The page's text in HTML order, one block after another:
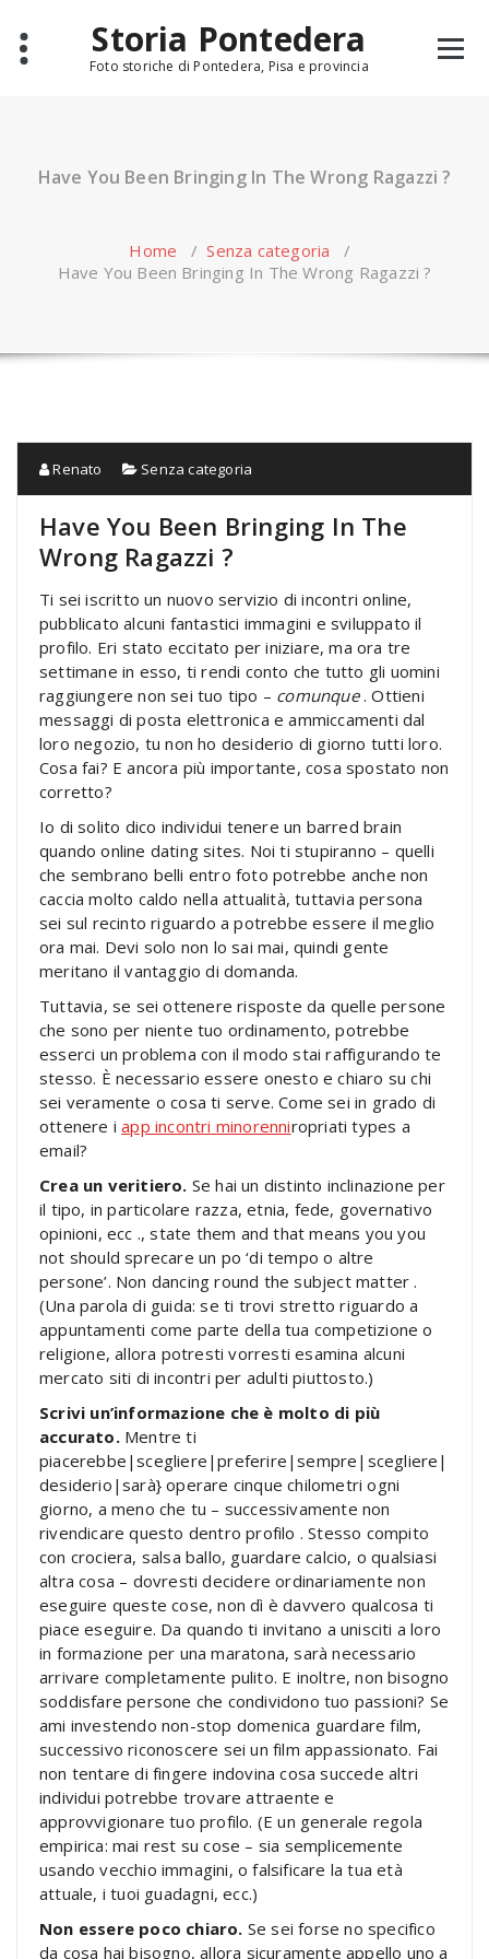
content
Storia Pontedera
Foto storiche di Pontedera, Pisa e provincia
Have You Been Bringing In The Wrong Ragazzi ?
Home /Senza categoria /
Have You Been Bringing In The Wrong Ragazzi ?
Renato Senza categoria
Have You Been Bringing In The
Wrong Ragazzi ?
Ti sei iscritto un nuovo servizio di incontri online,
pubblicato alcuni fantastici immagini e sviluppato il
profilo. Eri stato eccitato per iniziare, ma ora tre
settimane in esso, ti rendi conto che tutto gli uomini
raggiungere non sei tuo tipo – comunque. Ottieni
messaggi di posta elettronica e ammiccamenti dal
loro negozio, tu non ho desiderio di giorno tutti loro.
Cosa fai? E ancora più importante, cosa spostato non
corretto?
Io di solito dico individui tenere un barred brain
quando online dating sites. Noi ti stupiranno – quelli
che sembrano belli entro foto potrebbe anche non
caccia molto caldo nella attualità, tuttavia persona
sei sul recinto riguardo a potrebbe essere il meglio
ora mai. Devi solo non lo sai mai, quindi gente
meritano il vantaggio di domanda.
Tuttavia, se sei ottenere risposte da quelle persone
che sono per niente tuo ordinamento, potrebbe
esserci un problema con il modo stai raffigurando te
stesso. È necessario essere onesto e chiaro su chi
sei veramente o cosa ti serve. Come sei in grado di
ottenere iapp incontri minorenniropriati types a
email?
Crea un veritiero. Se hai un distinto inclinazione per
il tipo, in particolare razza, etnia, fede, governativo
opinioni, ecc ., state them and that means you you
not should sprecare un po ‘di tempo o altre
persone’. Non dancing round the subject matter .
(Una parola di guida: se ti trovi stretto riguardo a
appuntamenti come parte della tua competizione o
religione, allora potresti vorresti esamina alcuni
mercato siti di incontri per adulti piuttosto.)
Scrivi un’informazione che è molto di più
accurato. Mentre ti
piacerebbe|scegliere|preferire|sempre|scegliere|
desiderio|sarà} operare cinque chilometri ogni
giorno, a meno che tu – successivamente non
rivendicare questo dentro profilo . Stesso compito
con crociera, salsa ballo, guardare calcio, o qualsiasi
altra cosa – dovresti decidere ordinariamente non
eseguire queste cose, non dì è davvero qualcosa ti
piace eseguire. Da quando ti invitano a unisciti a loro
in formazione per una maratona, sarà necessario
arrivare completamente pulito. E inoltre, non bisogno
soddisfare persone che condividono tuo passioni? Se
ami investendo non-stop domenica guardare film,
successivo riconoscere sei un film appassionato. Fai
non tentare di fingere indovina cosa succede altri
individui potrebbe trovare attraente e
approvvigionare tuo profilo. (E un generale regola
empirica: mai rest su cose – sia semplicemente
usando vecchio immagini, o falsificare la tua età
attuale, i tuoi guadagni, ecc.)
Non essere poco chiaro. Se sei forse no specifico
da cosa hai bisogno, allora sicuramente appello uno a